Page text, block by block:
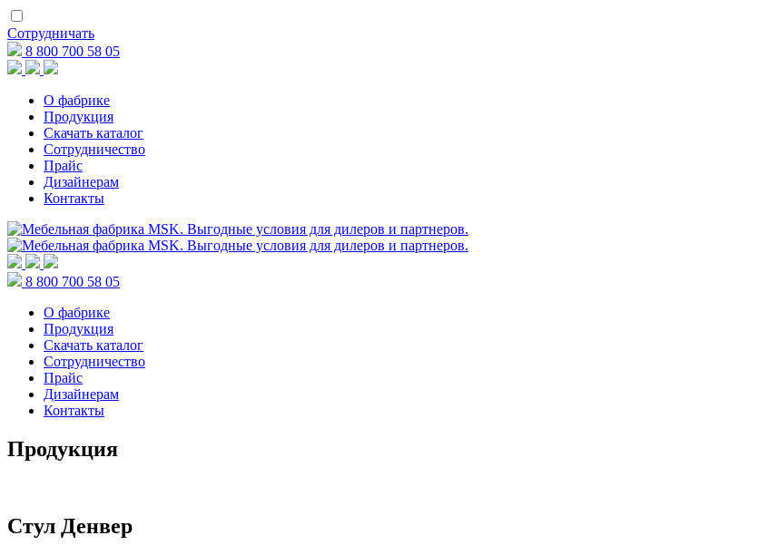
Сотрудничать
8 800 700 58 05
О фабрике
Продукция
Скачать каталог
Сотрудничество
Прайс
Дизайнерам
Контакты
8 800 700 58 05
О фабрике
Продукция
Скачать каталог
Сотрудничество
Прайс
Дизайнерам
Контакты
Продукция
Стул Денвер